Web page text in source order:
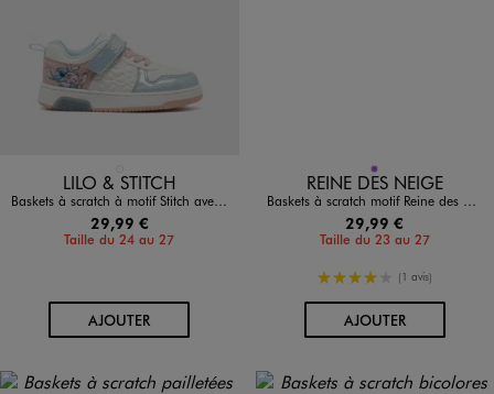
Disponible en 1 coloris
LILO & STITCH
Baskets à scratch à motif Stitch avec semelle lumineuse fille - Disney
29,99 €
Taille du 24 au 27
AJOUTERAU PANIER
Disponible en 1 coloris
VIOLET
REINE DES NEIGE
Baskets à scratch motif Reine des neiges à semelle lumineuse fille - Disney
29,99 €
Taille du 23 au 27
4/5 de moyenne
(1 avis)
AJOUTERAU PANIER